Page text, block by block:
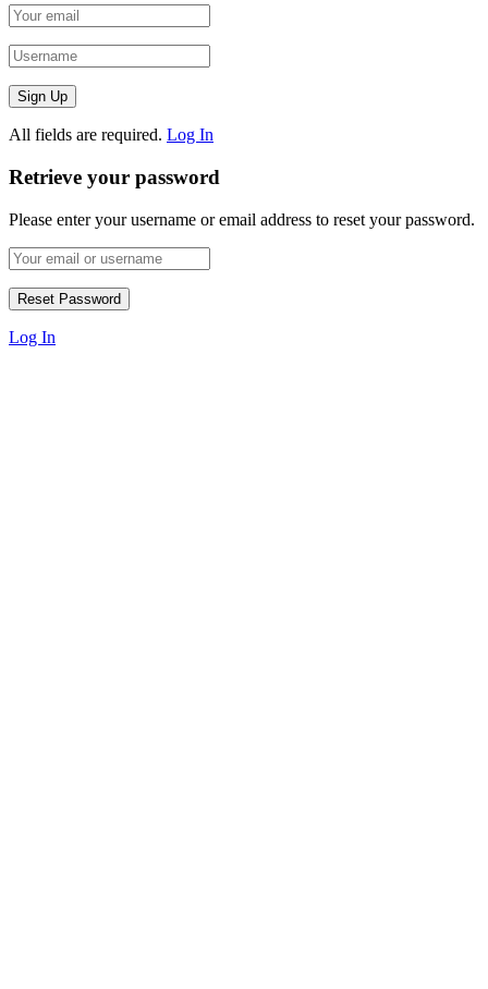
All fields are required. Log In
Retrieve your password
Please enter your username or email address to reset your password.
Log In